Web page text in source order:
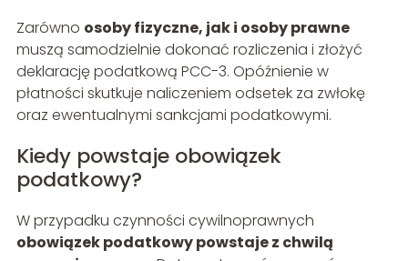
Zarówno osoby fizyczne, jak i osoby prawne
muszą samodzielnie dokonać rozliczenia i złożyć
deklarację podatkową PCC-3. Opóźnienie w
płatności skutkuje naliczeniem odsetek za zwłokę
oraz ewentualnymi sankcjami podatkowymi.
Kiedy powstaje obowiązek
podatkowy?
W przypadku czynności cywilnoprawnych
obowiązek podatkowy powstaje z chwilą